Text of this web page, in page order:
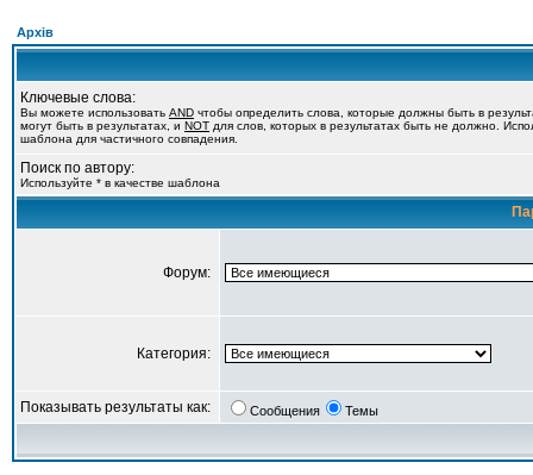
Архів
Ключевые слова:
Вы можете использовать AND чтобы определить слова, которые должны быть в
могут быть в результатах, и NOT для слов, которых в результатах быть не должно.
шаблона для частичного совпадения.
Поиск по автору:
Используйте * в качестве шаблона
Форум:
Категория:
Показывать результаты как: Сообщения Темы